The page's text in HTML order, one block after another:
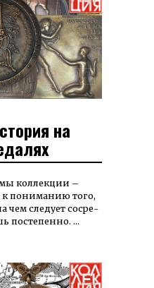
на
кол­лек­ции –
по­ни­ма­нию того,
чем сле­дует со­сре­
по­сте­пен­но. …